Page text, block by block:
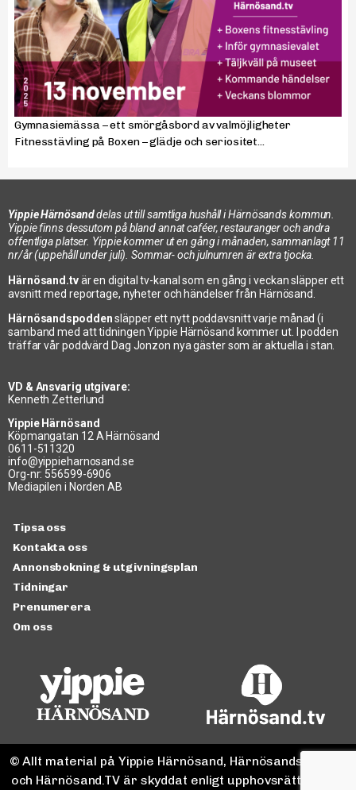
Gymnasiemässa – ett smörgåsbord av valmöjligheter
Fitnesstävling på Boxen – glädje och seriositet...
Yippie Härnösanddelas ut till samtliga hushåll i Härnösands kommun.
Yippie finns dessutom på bland annat caféer, restauranger och andra
offentliga platser. Yippie kommer ut en gång i månaden, sammanlagt 11
nr/år (uppehåll under juli). Sommar- och julnumren är extra tjocka.
Härnösand.tvär en digital tv-kanal som en gång i veckan släpper ett
avsnitt med reportage, nyheter och händelser från Härnösand.
Härnösandspoddensläpper ett nytt poddavsnitt varje månad (i
samband med att tidningen Yippie Härnösand kommer ut. I podden
träffar vår poddvärd Dag Jonzon nya gäster som är aktuella i stan.
VD & Ansvarig utgivare:
Kenneth Zetterlund
Yippie Härnösand
Köpmangatan 12 A Härnösand
0611-511320
info@yippieharnosand.se
Org-nr: 556599-6906
Mediapilen i Norden AB
Tipsa oss
Kontakta oss
Annonsbokning & utgivningsplan
Tidningar
Prenumerera
Om oss
© Allt material på Yippie Härnösand, Härnösandspodden
och Härnösand.TV är skyddat enligt upphovsrättslagen.